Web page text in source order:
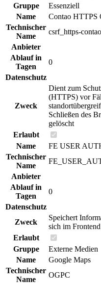
Gruppe
Essenziell
Name
Contao HTTPS
Technischer
Name
csrf_https-
Anbieter
Ablauf in
Tagen
0
Datenschutz
Zweck
Dient zum
(HTTPS) vor
Schließen des
gelöscht
Erlaubt
Name
FE USER
Technischer
Name
Anbieter
Ablauf in
Tagen
0
Datenschutz
Zweck
Speichert
sich im
Erlaubt
Gruppe
Externe Medien
Name
Google Maps
Technischer
Name
OGPC